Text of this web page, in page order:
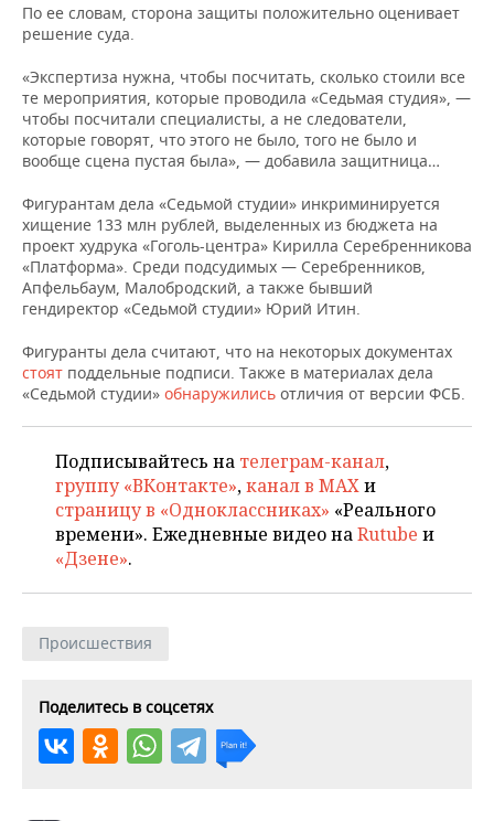
НЕФТЬ
ОПК
ЭНЕРГЕТИКА
РОЗНИЧНАЯ ТОРГОВЛЯ
УСЛУГИ
НОВОСТИ ТЕХНОЛОГИЙ
МЕДИА
ТЕЛЕКОММУНИКАЦИИ
МЕРОПРИЯТИЯ
ВЫЕЗДНАЯ РЕДАКЦИЯ
БИЗНЕС-БРАНЧИ
ONLINE-КОНФЕРЕНЦИИ
ОТКРЫТАЯ ЛЕКЦИЯ
НОВОСТИ СПОРТА
ФУТБОЛ
ХОККЕЙ
БАСКЕТБОЛ
ВОЛЕЙБОЛ
КИБЕРСПОРТ
ВОДНЫЕ ВИДЫ СПОРТА
ХОККЕЙ С МЯЧОМ
ОБЩЕСТВО
НОВОСТИ ОБЩЕСТВА
ВЛАСТЬ
ИНФРАСТРУКТУРА
ИСТОРИЯ
КУЛЬТУРА
ОБРАЗОВАНИЕ
ПРОИСШЕСТВИЯ
ФОТОГАЛЕРЕЯ
СЮЖЕТЫ
СПРАВОЧНИК
СПИСОК ПЕРСОН
СПИСОК КОМПАНИЙ
ПОЛНАЯ ВЕРСИЯ
По ее словам, сторона защиты положительно оценивает
решение суда.
«Экспертиза нужна, чтобы посчитать, сколько стоили все
те мероприятия, которые проводила «Седьмая студия», —
чтобы посчитали специалисты, а не следователи,
которые говорят, что этого не было, того не было и
вообще сцена пустая была», — добавила защитница…
Фигурантам дела «Седьмой студии» инкриминируется
хищение 133 млн рублей, выделенных из бюджета на
проект худрука «Гоголь-центра» Кирилла Серебренникова
«Платформа». Среди подсудимых — Серебренников,
Апфельбаум, Малобродский, а также бывший
гендиректор «Седьмой студии» Юрий Итин.
Фигуранты дела считают, что на некоторых документах
стоят поддельные подписи. Также в материалах дела
«Седьмой студии» обнаружились отличия от версии ФСБ.
Подписывайтесь на телеграм-канал,
группу «ВКонтакте»,канал в MAXи
страницу в «Одноклассниках» «Реального
времени». Ежедневные видео наRutube и
«Дзене».
Происшествия
Поделитесь в соцсетях